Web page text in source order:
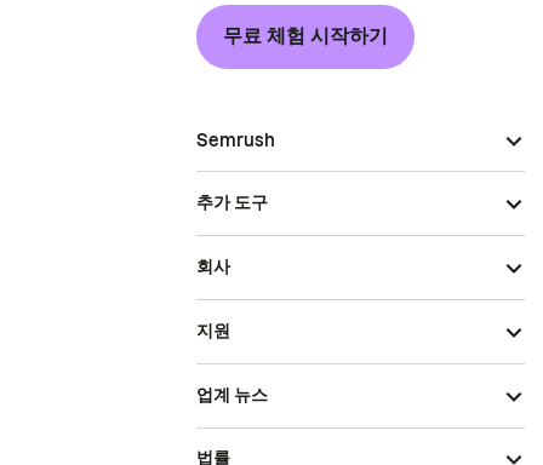
무료 체험 시작하기
Semrush
추가 도구
회사
지원
업계 뉴스
법률